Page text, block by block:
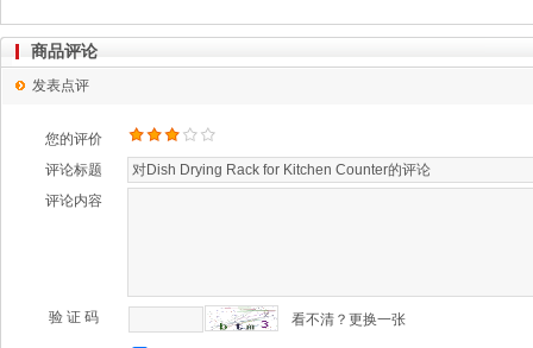
商品评论
发表点评
您的评价
评论标题
评论内容
验 证 码 看不清？更换一张